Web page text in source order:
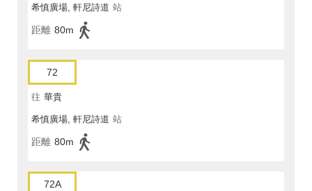
希慎廣場, 軒尼詩道 站
距離 80m
72
往 華貴
希慎廣場, 軒尼詩道 站
距離 80m
72A